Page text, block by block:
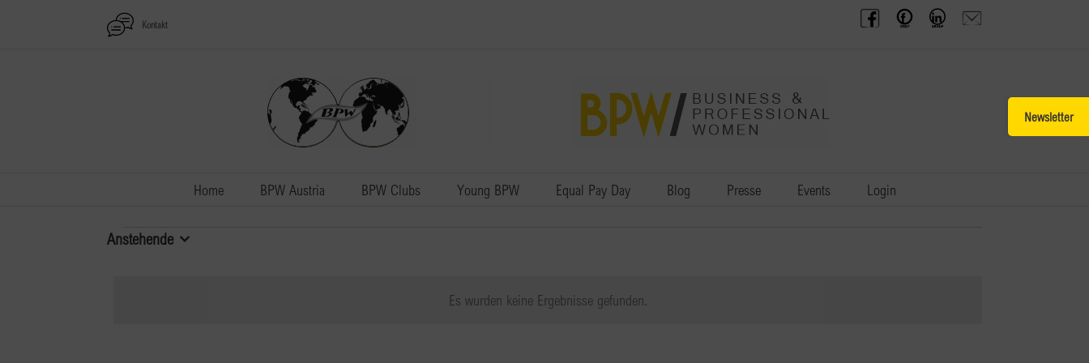
Kontakt
BPW
Austria
Offenes
Frauennetzwerk
BPW
Gruppe
Anfrage
schicken
Home BPW Austria BPW Clubs Young BPW Equal Pay Day Blog Presse Events Login
Veranstaltungen
Hinweis
Es wurden keine Ergebnisse gefunden.
Anstehende
Sliding